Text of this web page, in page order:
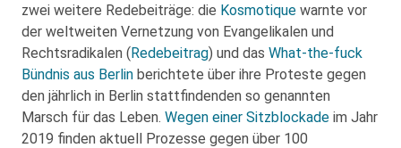
zwei weitere Redebeiträge: die Kosmotique warnte vor
der weltweiten Vernetzung von Evangelikalen und
Rechtsradikalen (Redebeitrag) und das What-the-fuck
Bündnis aus Berlin berichtete über ihre Proteste gegen
den jährlich in Berlin stattfindenden so genannten
Marsch für das Leben. Wegen einer Sitzblockade im Jahr
2019 finden aktuell Prozesse gegen über 100